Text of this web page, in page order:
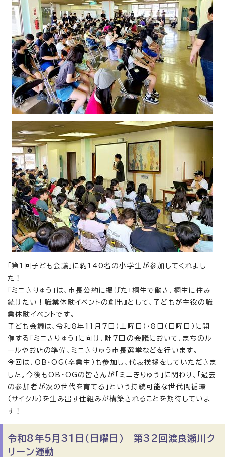
「第1回子ども会議」に約140名の小学生が参加してくれまし
た！
「ミニきりゅう」は、市長公約に掲げた『桐生で働き、桐生に住み
続けたい！職業体験イベントの創出』として、子どもが主役の職
業体験イベントです。
子ども会議は、令和8年11月7日（土曜日）・8日（日曜日）に開
催する「ミニきりゅう」に向け、計7回の会議において、まちのル
ールやお店の準備、ミニきりゅう市長選挙などを行います。
今回は、OB・OG（卒業生）も参加し、代表挨拶をしていただきま
した。今後もOB・OGの皆さんが「ミニきりゅう」に関わり、「過去
の参加者が次の世代を育てる」という持続可能な世代間循環
（サイクル）を生み出す仕組みが構築されることを期待していま
す！
令和8年5月31日（日曜日） 第32回渡良瀬川ク
リーン運動